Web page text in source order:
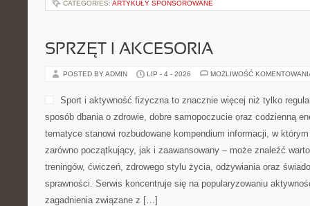
CATEGORIES: ARTYKUŁY SPONSOROWANE
SPRZĘT I AKCESORIA
POSTED BY ADMIN LIP - 4 - 2026 MOŻLIWOŚĆ
Sport i aktywność fizyczna to znacznie więcej niż tylko
sposób dbania o zdrowie, dobre samopoczucie oraz codzienną
tematyce stanowi rozbudowane kompendium informacji, w
zarówno początkujący, jak i zaawansowany – może znaleźć
treningów, ćwiczeń, zdrowego stylu życia, odżywiania oraz
sprawności. Serwis koncentruje się na popularyzowaniu
zagadnienia związane z […]